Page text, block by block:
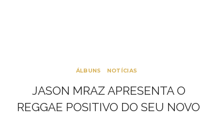
ÁLBUNS NOTÍCIAS
JASON MRAZ APRESENTA O
REGGAE POSITIVO DO SEU NOVO